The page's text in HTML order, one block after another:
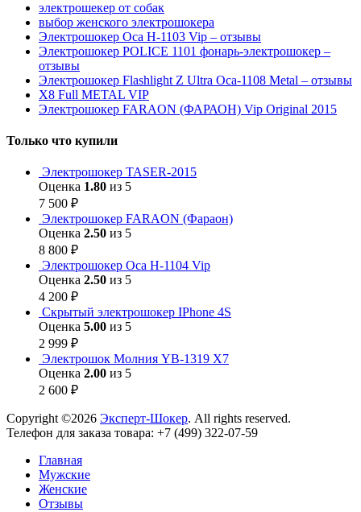
электрошекер от собак
выбор женского электрошокера
Электрошокер Оса H-1103 Vip – отзывы
Электрошокер POLICE 1101 фонарь-электрошокер –
отзывы
Электрошокер Flashlight Z Ultra Оса-1108 Metal – отзывы
Х8 Full METAL VIP
Электрошокер FARAON (ФАРАОН) Vip Original 2015
Только что купили
Электрошокер TASER-2015
Оценка 1.80 из 5
7 500 ₽
Электрошокер FARAON (Фараон)
Оценка 2.50 из 5
8 800 ₽
Электрошокер Оса H-1104 Vip
Оценка 2.50 из 5
4 200 ₽
Скрытый электрошокер IPhone 4S
Оценка 5.00 из 5
2 999 ₽
Электрошок Молния YB-1319 Х7
Оценка 2.00 из 5
2 600 ₽
Copyright ©2026 Эксперт-Шокер. All rights reserved.
Телефон для заказа товара: +7 (499) 322-07-59
Главная
Мужские
Женские
Отзывы